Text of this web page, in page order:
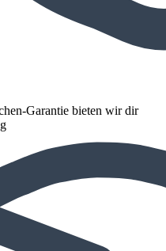
Garantie bieten wir dir